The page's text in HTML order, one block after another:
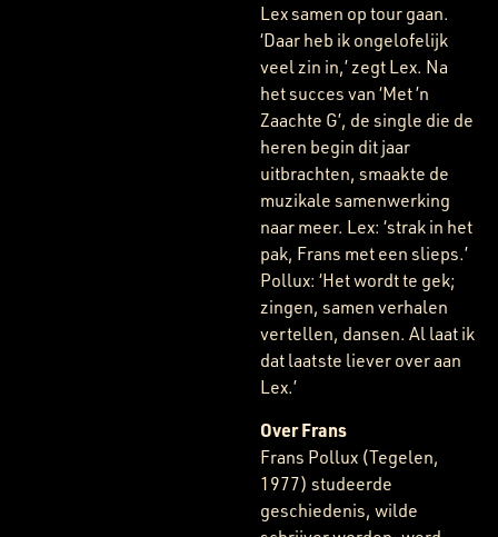
Lex samen op tour gaan.
‘Daar heb ik ongelofelijk
veel zin in,’ zegt Lex. Na
het succes van ‘Met ’n
Zaachte G’, de single die de
heren begin dit jaar
uitbrachten, smaakte de
muzikale samenwerking
naar meer. Lex: ‘strak in het
pak, Frans met een slieps.’
Pollux: ‘Het wordt te gek;
zingen, samen verhalen
vertellen, dansen. Al laat ik
dat laatste liever over aan
Lex.’
Over Frans
Frans Pollux (Tegelen,
1977) studeerde
geschiedenis, wilde